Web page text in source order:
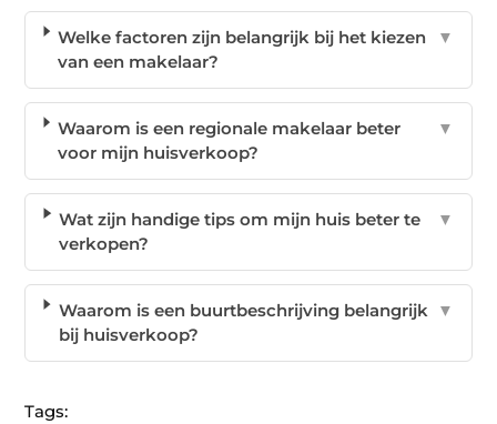
Welke factoren zijn belangrijk bij het kiezen
van een makelaar?
▼
Waarom is een regionale makelaar beter
voor mijn huisverkoop?
▼
Wat zijn handige tips om mijn huis beter te
verkopen?
▼
Waarom is een buurtbeschrijving belangrijk
bij huisverkoop?
▼
Tags: